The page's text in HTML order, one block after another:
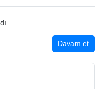
Davam et